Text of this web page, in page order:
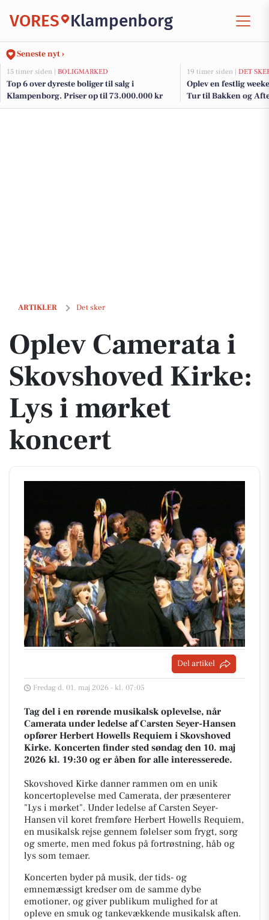
VORES Klampenborg
Seneste nyt ›
15 timer siden | BOLIGMARKED
Top 6 over dyreste boliger til salg i
Klampenborg. Priser op til 73.000.000 kr
19 timer siden | DET
Oplev en festlig
Tur til Bakken og
vibes
ARTIKLER Det sker
Oplev Camerata i Skovshoved Kirke: Lys i mørket koncert
Oplev Camerata i
Skovshoved Kirke:
Lys i mørket
koncert
Del artikel
Fredag d. 01. maj 2026 - kl. 07:05
Tag del i en rørende musikalsk oplevelse, når
Camerata under ledelse af Carsten Seyer-Hansen
opfører Herbert Howells Requiem i Skovshoved
Kirke. Koncerten finder sted søndag den 10. maj
2026 kl. 19:30 og er åben for alle interesserede.
Skovshoved Kirke danner rammen om en unik
koncertoplevelse med Camerata, der præsenterer
"Lys i mørket". Under ledelse af Carsten Seyer-
Hansen vil koret fremføre Herbert Howells Requiem,
en musikalsk rejse gennem følelser som frygt, sorg
og smerte, men med fokus på fortrøstning, håb og
lys som temaer.
Koncerten byder på musik, der tids- og
emnemæssigt kredser om de samme dybe
emotioner, og giver publikum mulighed for at
opleve en smuk og tankevækkende musikalsk aften.